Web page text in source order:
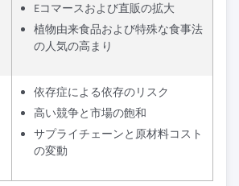
Eコマースおよび直販の拡大
植物由来食品および特殊な食事法
の人気の高まり
依存症による依存のリスク
高い競争と市場の飽和
サプライチェーンと原材料コスト
の変動